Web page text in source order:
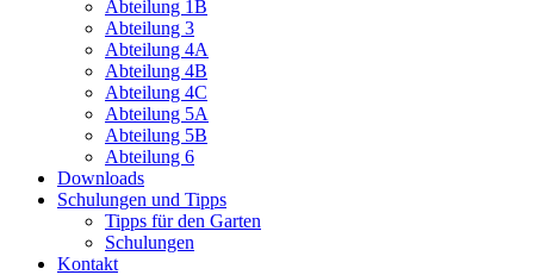
Abteilung 1B
Abteilung 3
Abteilung 4A
Abteilung 4B
Abteilung 4C
Abteilung 5A
Abteilung 5B
Abteilung 6
Downloads
Schulungen und Tipps
Tipps für den Garten
Schulungen
Kontakt